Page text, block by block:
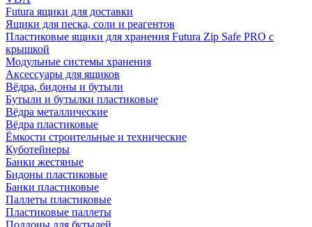
Futura ящики для доставки
Ящики для песка, соли и реагентов
Пластиковые ящики для хранения Futura Zip Safe PRO с
крышкой
Модульные системы хранения
Аксессуары для ящиков
Вёдра, бидоны и бутыли
Бутыли и бутылки пластиковые
Вёдра металлические
Вёдра пластиковые
Ёмкости строительные и технические
Куботейнеры
Банки жестяные
Бидоны пластиковые
Банки пластиковые
Паллеты пластиковые
Пластиковые паллеты
Поддоны для бутылей